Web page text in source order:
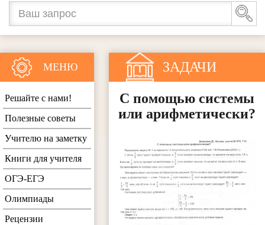
ЗАДАЧИ
С помощью системы
или арифметически?
МЕНЮ
Решайте с нами!
Полезные советы
Учителю на заметку
Книги для учителя
ОГЭ-ЕГЭ
Олимпиады
Рецензии